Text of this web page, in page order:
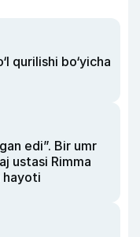
qurilishi bo‘yicha
edi”. Bir umr
ustasi Rimma
hayoti